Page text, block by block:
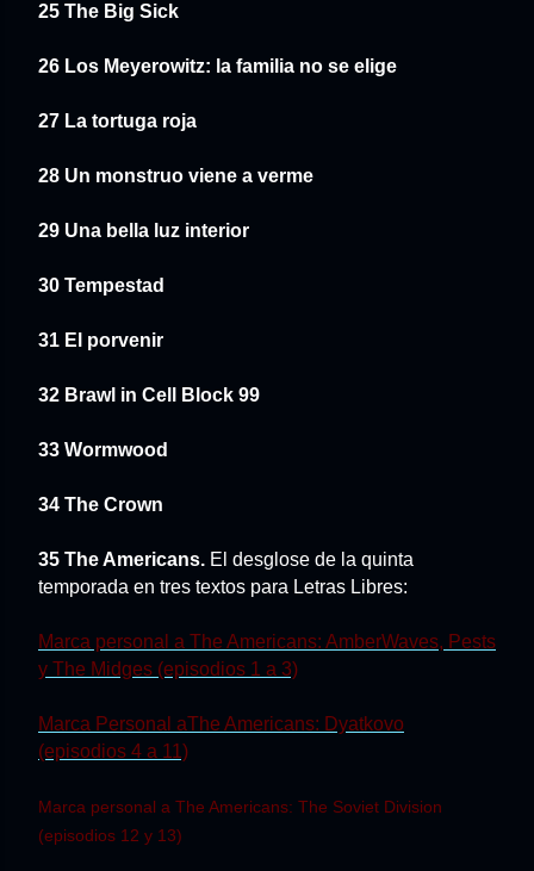
25 The Big Sick
26 Los Meyerowitz: la familia no se elige
27 La tortuga roja
28 Un monstruo viene a verme
29 Una bella luz interior
30 Tempestad
31 El porvenir
32 Brawl in Cell Block 99
33 Wormwood
34 The Crown
35 The Americans. El desglose de la quinta
temporada en tres textos para Letras Libres:
Marca personal a The Americans: AmberWaves, Pests
y The Midges (episodios 1 a 3)
Marca Personal aThe Americans: Dyatkovo
(episodios 4 a 11)
Marca personal a The Americans: The Soviet Division
(episodios 12 y 13)